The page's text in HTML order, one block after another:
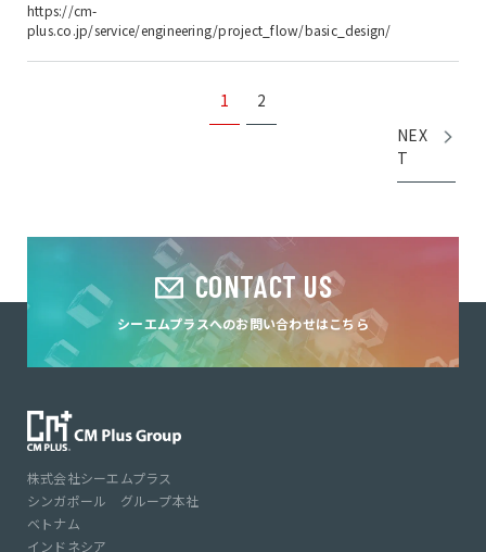
基本計画（概念設計）で定めたコンセプトの実現に向けて検討・提案を
行い、具体的な仕様を固めて図面化していきます。投資コストや将来構
想も踏まえ、お客様の要望に適した仕様を決定し、図面化します。 基本
設費の約8割は、プロジェクトの基本設計が完了した時点...
https://cm-
plus.co.jp/service/engineering/project_flow/basic_design/
1
2
NEX
T
CONTACT US
シーエムプラスへのお問い合わせはこちら
株式会社シーエムプラス
シンガポール グループ本社
ベトナム
インドネシア